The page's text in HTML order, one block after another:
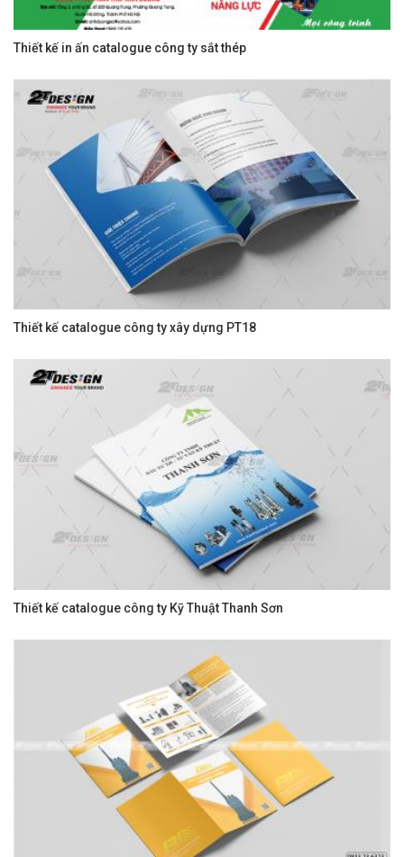
Thiết kế in ấn catalogue công ty sắt thép
Thiết kế catalogue công ty xây dựng PT18
Thiết kế catalogue công ty Kỹ Thuật Thanh Sơn